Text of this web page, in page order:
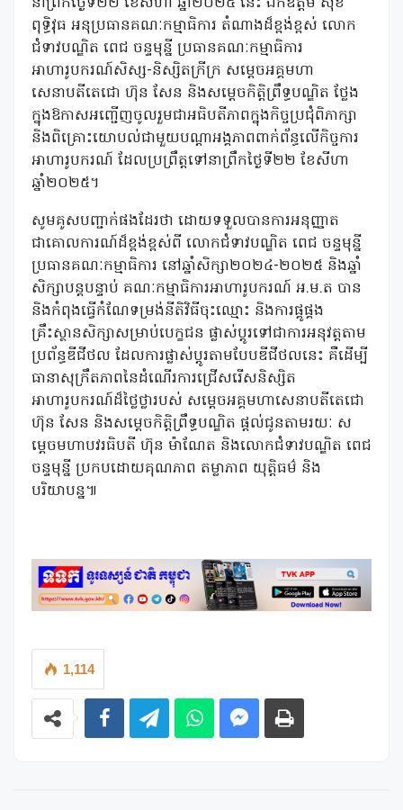
ពុទ្ធិវុធ អនុប្រធានគណៈកម្មាធិការ តំណាងដ៏ខ្ពង់ខ្ពស់ លោក
ជំទាវបណ្ឌិត ពេជ ចន្ទមុន្នី ប្រធានគណៈកម្មាធិការ
អាហារូបករណ៍សិស្ស-និស្សិតក្រីក្រ សម្តេចអគ្គមហា
សេនាបតីតេជោ ហ៊ុន សែន និងសម្តេចកិត្តិព្រឹទ្ធបណ្ឌិត ថ្លែង
ក្នុងឱកាសអញ្ជើញចូលរួមជាអធិបតីភាពក្នុងកិច្ចប្រជុំពិភាក្សា
និងពិគ្រោះយោបល់ជាមួយបណ្តាអង្គភាពពាក់ព័ន្ធលើកិច្ចការ
អាហារូបករណ៍ ដែលប្រព្រឹត្តទៅនាព្រឹកថ្ងៃទី២២ ខែសីហា
ឆ្នាំ២០២៥។
សូមគូសបញ្ជាក់ផងដែរថា ដោយទទួលបានការអនុញ្ញាត
ជាគោលការណ៍ដ៏ខ្ពង់ខ្ពស់ពី លោកជំទាវបណ្ឌិត ពេជ ចន្ទមុន្នី
ប្រធានគណៈកម្មាធិការ នៅឆ្នាំសិក្សា២០២៤-២០២៥ និងឆ្នាំ
សិក្សាបន្តបន្ទាប់ គណៈកម្មាធិការអាហារូបករណ៍ អ.ម.ត បាន
និងកំពុងធ្វើកំណែទម្រង់នីតិវិធីចុះឈ្មោះ និងការផ្គូផ្គង
គ្រឹះស្ថានសិក្សាសម្រាប់បេក្ខជន ផ្លាស់ប្តូរទៅជាការអនុវត្តតាម
ប្រព័ន្ធឌីជីថល ដែលការផ្លាស់ប្តូរតាមបែបឌីជីថលនេះ គឺដើម្បី
ធានាសុក្រឹតភាពនៃដំណើរការជ្រើសរើសនិស្សិត
អាហារូបករណ៍ដ៏ថ្លៃថ្លារបស់ សម្តេចអគ្គមហាសេនាបតីតេជោ
ហ៊ុន សែន និងសម្តេចកិត្តិព្រឹទ្ធបណ្ឌិត ផ្តល់ជូនតាមរយៈ ស
ម្តេចមហាបវរធិបតី ហ៊ុន ម៉ាណែត និងលោកជំទាវបណ្ឌិត ពេជ
ចន្ទមុន្នី ប្រកបដោយគុណភាព តម្លាភាព យុត្តិធម៌ និង
បរិយាបន្ន៕
1,114